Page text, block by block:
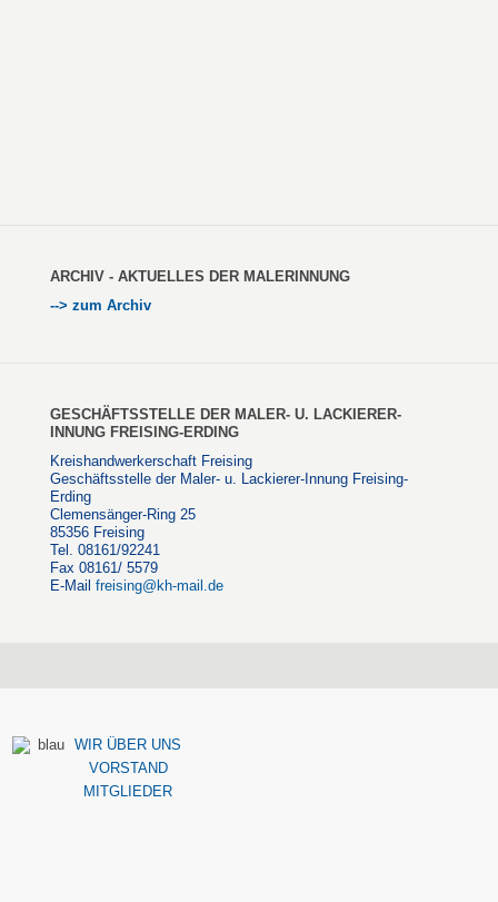
ARCHIV - AKTUELLES DER MALERINNUNG
--> zum Archiv
GESCHÄFTSSTELLE DER MALER- U. LACKIERER-
INNUNG FREISING-ERDING
Kreishandwerkerschaft Freising
Geschäftsstelle der Maler- u. Lackierer-Innung Freising-
Erding
Clemensänger-Ring 25
85356 Freising
Tel. 08161/92241
Fax 08161/ 5579
E-Mail freising@kh-mail.de
WIR ÜBER UNS
VORSTAND
MITGLIEDER